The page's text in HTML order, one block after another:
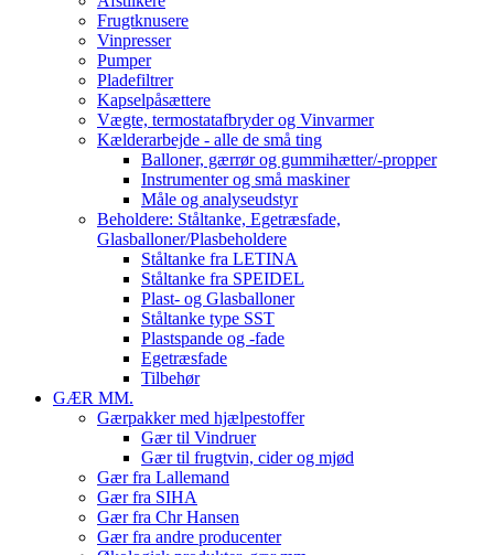
Frugtknusere
Vinpresser
Pumper
Pladefiltrer
Kapselpåsættere
Vægte, termostatafbryder og Vinvarmer
Kælderarbejde - alle de små ting
Balloner, gærrør og gummihætter/-propper
Instrumenter og små maskiner
Måle og analyseudstyr
Beholdere: Ståltanke, Egetræsfade,
Glasballoner/Plasbeholdere
Ståltanke fra LETINA
Ståltanke fra SPEIDEL
Plast- og Glasballoner
Ståltanke type SST
Plastspande og -fade
Egetræsfade
Tilbehør
GÆR MM.
Gærpakker med hjælpestoffer
Gær til Vindruer
Gær til frugtvin, cider og mjød
Gær fra Lallemand
Gær fra SIHA
Gær fra Chr Hansen
Gær fra andre producenter